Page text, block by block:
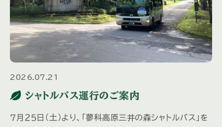
2026.07.21
シャトルバス運行のご案内
７月２５日（土）より、「蓼科高原三井の森シャトルバス」を